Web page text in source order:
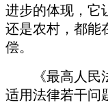
进步的体现，它
还是农村，都能
偿。
《最高人
适用法律若干问